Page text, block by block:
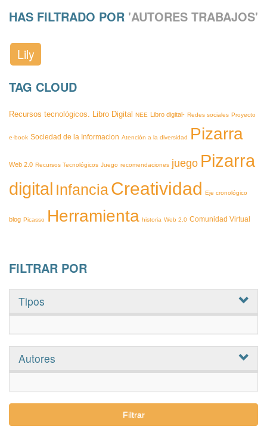
HAS FILTRADO POR 'AUTORES TRABAJOS'
Lily
TAG CLOUD
Recursos tecnológicos. Libro Digital NEE Libro digital- Redes sociales Proyecto
e-book Sociedad de la Informacion Atención a la diversidad Pizarra
Web 2.0 Recursos Tecnológicos Juego recomendaciones juego Pizarra
digital InfanciaCreatividad Eje cronológico
blog Picasso Herramienta historia Web 2.0 Comunidad Virtual
FILTRAR POR
Tipos
Autores
Filtrar